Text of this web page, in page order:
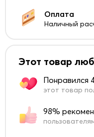
Оплата
Наличный
Этот товар
Понравился
этот товар
98%